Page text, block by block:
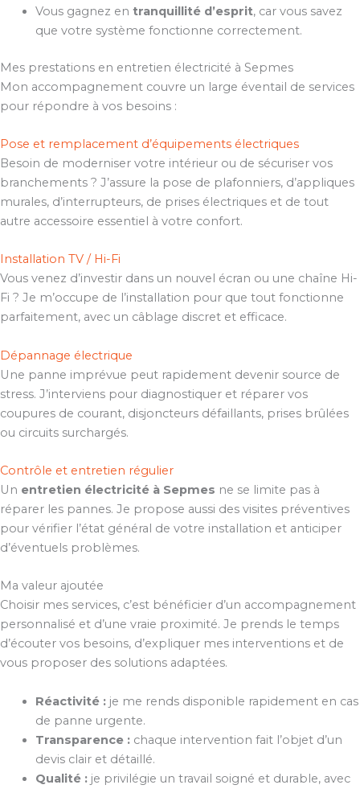
Vous gagnez en tranquillité d’esprit, car vous savez
que votre système fonctionne correctement.
Mes prestations en entretien électricité à Sepmes
Mon accompagnement couvre un large éventail de services
pour répondre à vos besoins :
Pose et remplacement d’équipements électriques
Besoin de moderniser votre intérieur ou de sécuriser vos
branchements ? J’assure la pose de plafonniers, d’appliques
murales, d’interrupteurs, de prises électriques et de tout
autre accessoire essentiel à votre confort.
Installation TV / Hi-Fi
Vous venez d’investir dans un nouvel écran ou une chaîne Hi-
Fi ? Je m’occupe de l’installation pour que tout fonctionne
parfaitement, avec un câblage discret et efficace.
Dépannage électrique
Une panne imprévue peut rapidement devenir source de
stress. J’interviens pour diagnostiquer et réparer vos
coupures de courant, disjoncteurs défaillants, prises brûlées
ou circuits surchargés.
Contrôle et entretien régulier
Un entretien électricité à Sepmes ne se limite pas à
réparer les pannes. Je propose aussi des visites préventives
pour vérifier l’état général de votre installation et anticiper
d’éventuels problèmes.
Ma valeur ajoutée
Choisir mes services, c’est bénéficier d’un accompagnement
personnalisé et d’une vraie proximité. Je prends le temps
d’écouter vos besoins, d’expliquer mes interventions et de
vous proposer des solutions adaptées.
Réactivité :je me rends disponible rapidement en cas
de panne urgente.
Transparence :chaque intervention fait l’objet d’un
devis clair et détaillé.
Qualité :je privilégie un travail soigné et durable, avec